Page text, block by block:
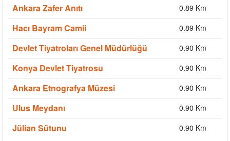
Ankara Zafer Anıtı 0.89 Km
Hacı Bayram Camii 0.89 Km
Devlet Tiyatroları Genel Müdürlüğü 0.90 Km
Konya Devlet Tiyatrosu 0.90 Km
Ankara Etnografya Müzesi 0.90 Km
Ulus Meydanı 0.90 Km
Jülian Sütunu 0.90 Km